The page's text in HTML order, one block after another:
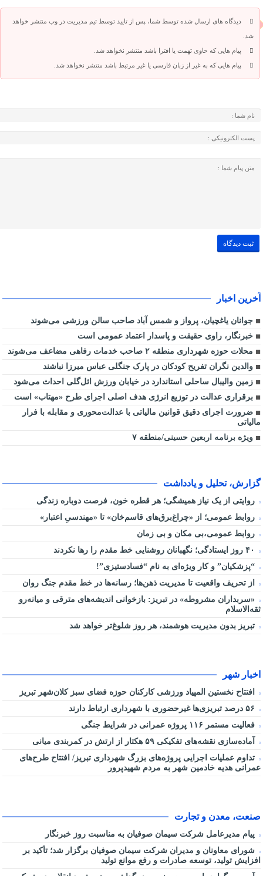
دیدگاه های ارسال شده توسط شما، پس از تایید توسط تیم مدیریت در وب منتشر خواهد
شد.
پیام هایی که حاوی تهمت یا افترا باشد منتشر نخواهد شد.
پیام هایی که به غیر از زبان فارسی یا غیر مرتبط باشد منتشر نخواهد شد.
آخرین اخبار
جوانان یاغچیان، پرواز و شمس آباد صاحب سالن ورزشی می‌شوند
خبرنگار، راوی حقیقت و پاسدار اعتماد عمومی است
محلات حوزه شهرداری منطقه ۲ صاحب خدمات رفاهی مضاعف می‌شوند
والدین نگران تفریح کودکان در پارک جنگلی عباس میرزا نباشند
زمین والیبال ساحلی استاندارد در خیابان ورزش ائل‌گلی احداث می‌شود
برقراری عدالت در توزیع انرژی هدف اصلی اجرای طرح «مهتاب» است
ضرورت اجرای دقیق قوانین مالیاتی با عدالت‌محوری و مقابله با فرار
مالیاتی
ویژه برنامه اربعین حسینی/منطقه ۷
گزارش، تحلیل و یادداشت
روایتی از یک نیاز همیشگی؛ هر قطره خون، فرصت دوباره زندگی
روابط عمومی؛ از «چراغ‌برق‌های قاسم‌خان» تا «مهندسیِ اعتبار»
روابط عمومی،بی مکان و بی زمان
“پزشکیان” و کار ویژه‌ای به نام “فسادستیزی”!
از تحریف واقعیت تا مدیریت ذهن‌ها؛ رسانه‌ها در خط مقدم جنگ روان
«سربداران مشروطه» در تبریز: بازخوانی اندیشه‌های مترقی و میانه‌رو
ثقه‌الاسلام
تبریز بدون مدیریت هوشمند، هر روز شلوغ‌تر خواهد شد
اخبار شهر
افتتاح نخستین المپیاد ورزشی کارکنان حوزه فضای سبز کلان‌شهر تبریز
فعالیت مستمر ۱۱۶ پروژه عمرانی در شرایط جنگی
آماده‌سازی نقشه‌های تفکیکی ۵۹ هکتار از ارتش در کمربندی میانی
تداوم عملیات اجرایی پروژه‌های بزرگ شهرداری تبریز/ افتتاح طرح‌های
عمرانی هدیه خادمین شهر به مردم شهیدپرور
صنعت، معدن و تجارت
پیام مدیرعامل شرکت سیمان صوفیان به مناسبت روز خبرنگار
شورای معاونان و مدیران شرکت سیمان صوفیان برگزار شد؛ تأکید بر
افزایش تولید، توسعه صادرات و رفع موانع تولید